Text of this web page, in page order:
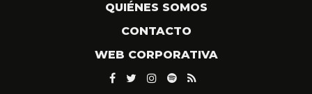
QUIÉNES SOMOS
CONTACTO
WEB CORPORATIVA